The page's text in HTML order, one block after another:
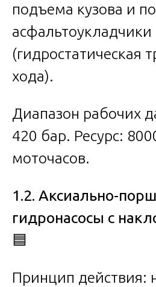
подъема кузова и
асфальтоукладчики
(гидростатическая
хода).
Диапазон рабочих
420 бар. Ресурс:
моточасов.
1.2. Аксиально-
гидронасосы с
🟦
Принцип действия: